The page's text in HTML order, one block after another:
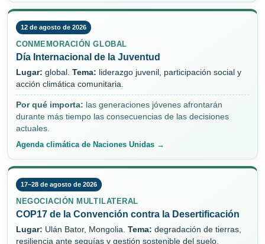
12 de agosto de 2026
CONMEMORACIÓN GLOBAL
Día Internacional de la Juventud
Lugar: global. Tema: liderazgo juvenil, participación social y
acción climática comunitaria.
Por qué importa: las generaciones jóvenes afrontarán
durante más tiempo las consecuencias de las decisiones
actuales.
Agenda climática de Naciones Unidas →
17–28 de agosto de 2026
NEGOCIACIÓN MULTILATERAL
COP17 de la Convención contra la Desertificación
Lugar: Ulán Bator, Mongolia. Tema: degradación de tierras,
resiliencia ante sequías y gestión sostenible del suelo.